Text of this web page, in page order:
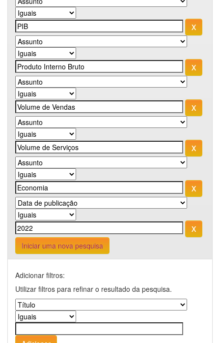
Iniciar uma nova pesquisa
Adicionar filtros:
Utilizar filtros para refinar o resultado da pesquisa.